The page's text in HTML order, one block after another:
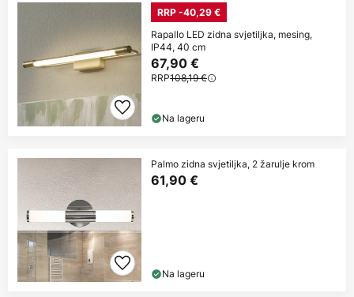
RRP -40,29 €
Rapallo LED zidna svjetiljka, mesing,
IP44, 40 cm
67,90 €
RRP108,19 €
Na lageru
Palmo zidna svjetiljka, 2 žarulje krom
61,90 €
Na lageru